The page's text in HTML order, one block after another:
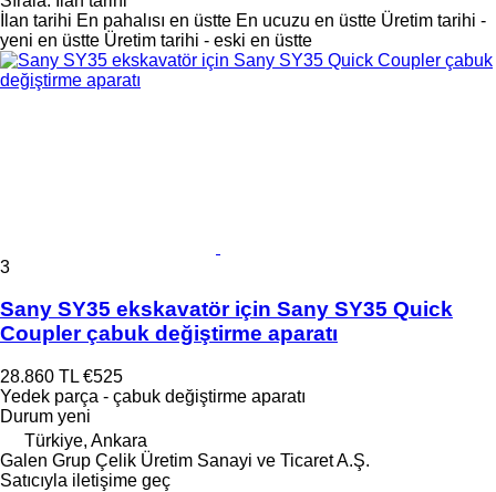
İlan tarihi En pahalısı en üstte En ucuzu en üstte Üretim tarihi -
yeni en üstte Üretim tarihi - eski en üstte
3
Sany SY35 ekskavatör için Sany SY35 Quick
Coupler çabuk değiştirme aparatı
28.860 TL €525
Yedek parça - çabuk değiştirme aparatı
Durum yeni
Türkiye, Ankara
Galen Grup Çelik Üretim Sanayi ve Ticaret A.Ş.
Satıcıyla iletişime geç